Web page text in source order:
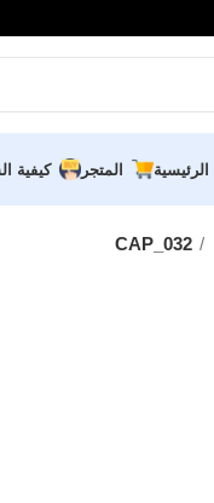
الرئيسية المتجر كيفية
CAP_032